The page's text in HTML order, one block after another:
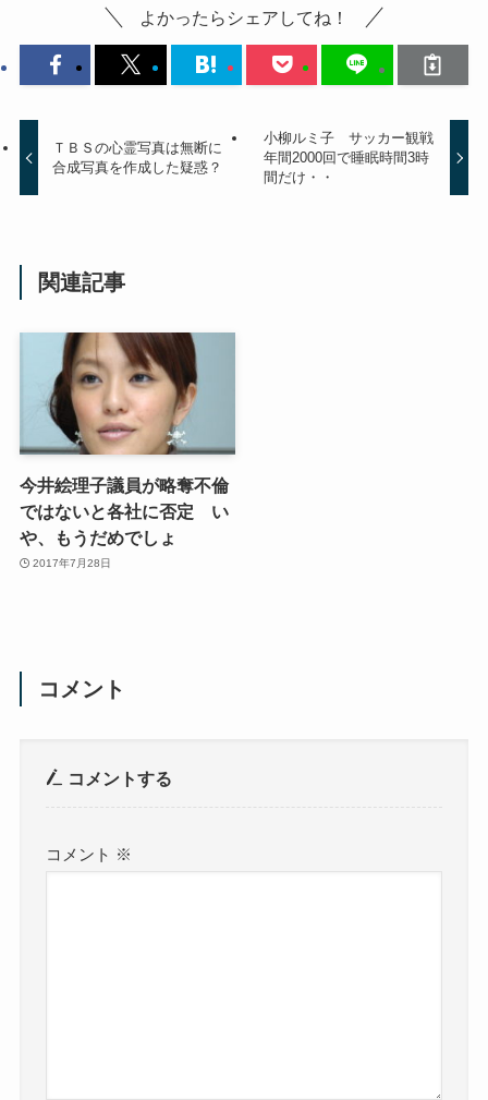
よかったらシェアしてね！
ＴＢＳの心霊写真は無断に
合成写真を作成した疑惑？
小柳ルミ子 サッカー観戦
年間2000回で睡眠時間3時
間だけ・・
関連記事
今井絵理子議員が略奪不倫
ではないと各社に否定 い
や、もうだめでしょ
2017年7月28日
コメント
コメントする
コメント ※